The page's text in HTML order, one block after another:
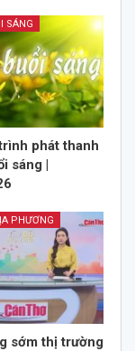
SÁNG
phát thanh
sáng |
PHƯƠNG
sớm thị trường